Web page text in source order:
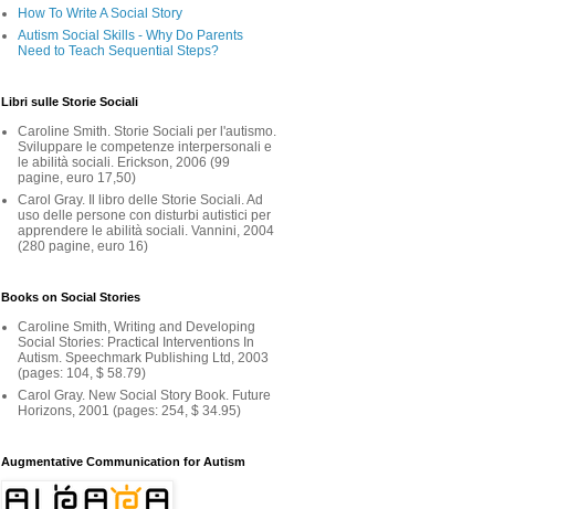
How To Write A Social Story
Autism Social Skills - Why Do Parents
Need to Teach Sequential Steps?
Libri sulle Storie Sociali
Caroline Smith. Storie Sociali per l'autismo.
Sviluppare le competenze interpersonali e
le abilità sociali. Erickson, 2006 (99
pagine, euro 17,50)
Carol Gray. Il libro delle Storie Sociali. Ad
uso delle persone con disturbi autistici per
apprendere le abilità sociali. Vannini, 2004
(280 pagine, euro 16)
Books on Social Stories
Caroline Smith, Writing and Developing
Social Stories: Practical Interventions In
Autism. Speechmark Publishing Ltd, 2003
(pages: 104, $ 58.79)
Carol Gray. New Social Story Book. Future
Horizons, 2001 (pages: 254, $ 34.95)
Augmentative Communication for Autism